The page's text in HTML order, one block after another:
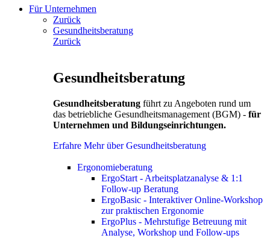
Für Unternehmen
Zurück
Gesundheitsberatung
Zurück
Gesundheitsberatung
Gesundheitsberatung führt zu Angeboten rund um
das betriebliche Gesundheitsmanagement (BGM) - für
Unternehmen und Bildungseinrichtungen.
Erfahre Mehr über Gesundheitsberatung
Ergonomieberatung
ErgoStart - Arbeitsplatzanalyse & 1:1
Follow-up Beratung
ErgoBasic - Interaktiver Online-Workshop
zur praktischen Ergonomie
ErgoPlus - Mehrstufige Betreuung mit
Analyse, Workshop und Follow-ups